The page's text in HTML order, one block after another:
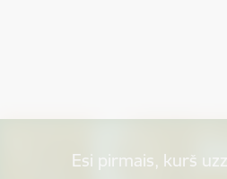
Esi pirmais, kurš